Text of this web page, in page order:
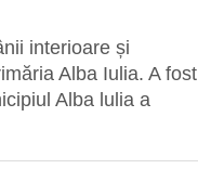
interioare și
Alba Iulia. A fost
Alba lulia a